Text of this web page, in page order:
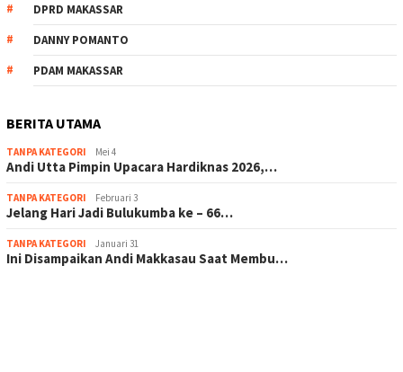
DPRD MAKASSAR
DANNY POMANTO
PDAM MAKASSAR
BERITA UTAMA
TANPA KATEGORI Mei 4
Andi Utta Pimpin Upacara Hardiknas 2026,…
TANPA KATEGORI Februari 3
Jelang Hari Jadi Bulukumba ke – 66…
TANPA KATEGORI Januari 31
Ini Disampaikan Andi Makkasau Saat Membu…